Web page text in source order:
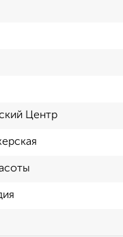
Центр